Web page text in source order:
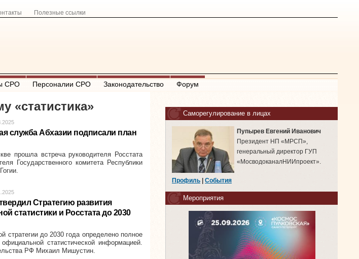
Полезные ссылки
СРО Персоналии СРО Законодательство Форум
«статистика»
служба Абхазии подписали план
прошла встреча руководителя Росстата
Государственного комитета Республики
Стратегию развития
статистики и Росстата до 2030
стратегии до 2030 года определено полное
статистической информацией.
РФ Михаил Мишустин.
Саморегулирование в лицах
Пупырев Евгений Иванович
Президент НП «МРСП»,
генеральный директор ГУП
«МосводоканалНИИпроект».
Профиль События
Мероприятия